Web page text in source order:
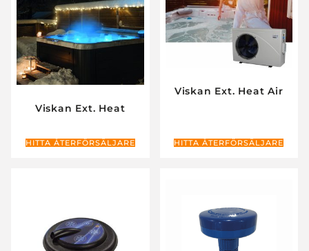
Viskan Ext. Heat
HITTA ÅTERFÖRSÄLJARE
Viskan Ext. Heat Air
HITTA ÅTERFÖRSÄLJARE